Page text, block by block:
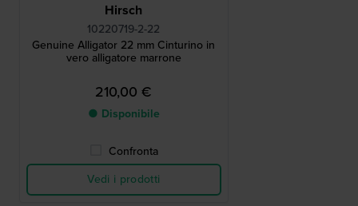
Hirsch
10220719-2-22
Genuine Alligator 22 mm Cinturino in
vero alligatore marrone
210,00 €
● Disponibile
Confronta
Vedi i prodotti